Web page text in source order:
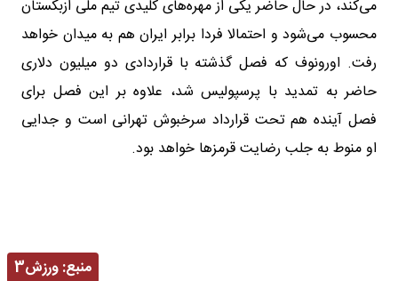
می‌کند، در حال حاضر یکی از مهره‌های کلیدی تیم ملی ازبکستان
محسوب می‌شود و احتمالا فردا برابر ایران هم به میدان خواهد
رفت. اورونوف که فصل گذشته با قراردادی دو میلیون دلاری
حاضر به تمدید با پرسپولیس شد، علاوه بر این فصل برای
فصل آینده هم تحت قرارداد سرخبوش تهرانی است و جدایی
او منوط به جلب رضایت قرمزها خواهد بود.
منبع:ورزش3